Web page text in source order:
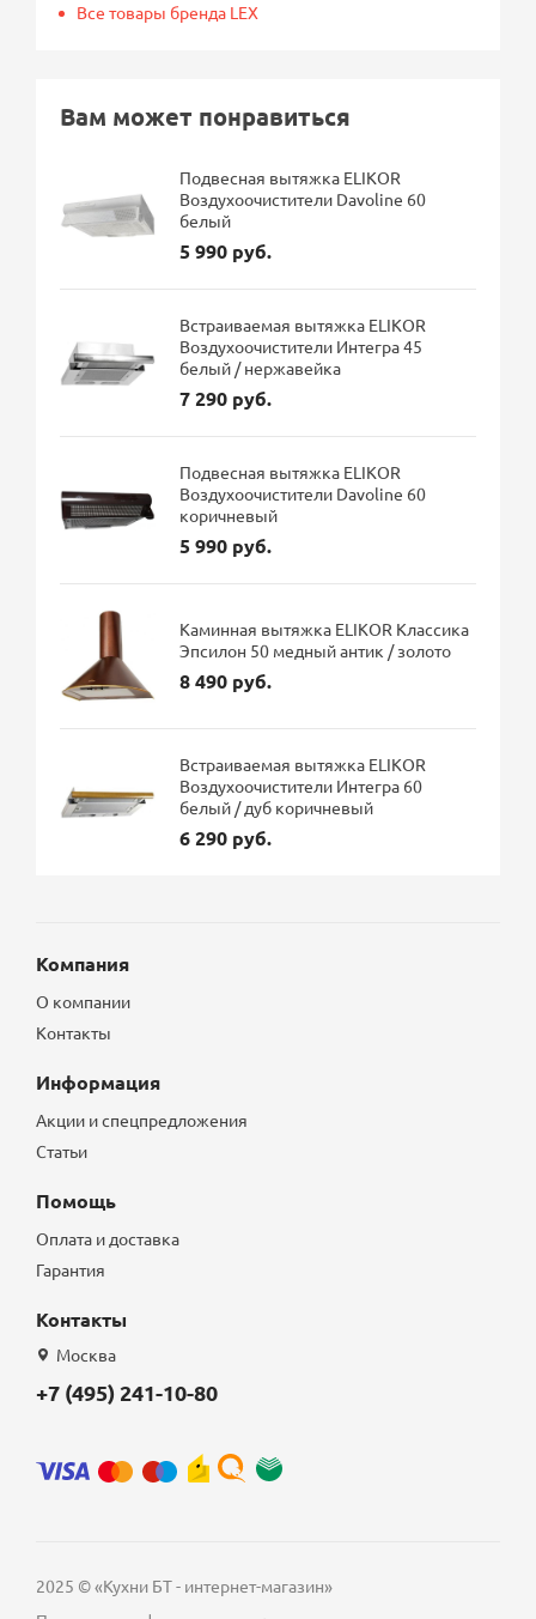
Все товары бренда LEX
Вам может понравиться
Подвесная вытяжка ELIKOR
Воздухоочистители Davoline 60
белый
5 990 руб.
Встраиваемая вытяжка ELIKOR
Воздухоочистители Интегра 45
белый / нержавейка
7 290 руб.
Подвесная вытяжка ELIKOR
Воздухоочистители Davoline 60
коричневый
5 990 руб.
Каминная вытяжка ELIKOR Классика
Эпсилон 50 медный антик / золото
8 490 руб.
Встраиваемая вытяжка ELIKOR
Воздухоочистители Интегра 60
белый / дуб коричневый
6 290 руб.
Компания
О компании
Контакты
Информация
Акции и спецпредложения
Статьи
Помощь
Оплата и доставка
Гарантия
Контакты
Москва
+7 (495) 241-10-80
2025 © «Кухни БТ - интернет-магазин»